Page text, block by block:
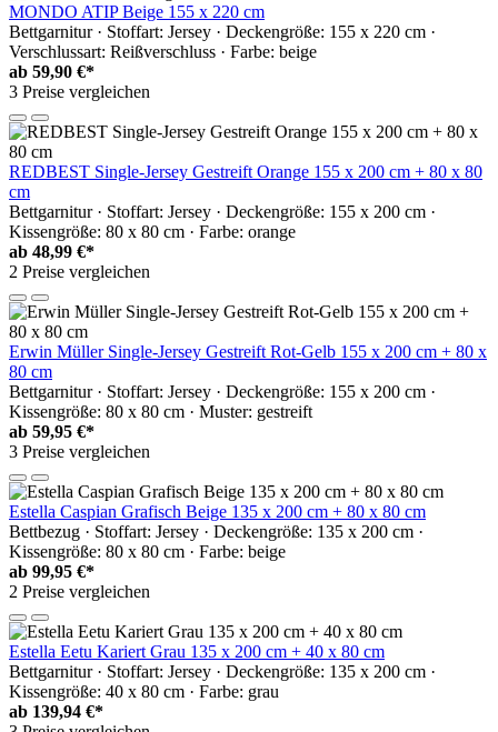
MONDO ATIP Beige 155 x 220 cm
Bettgarnitur · Stoffart: Jersey · Deckengröße: 155 x 220 cm ·
Verschlussart: Reißverschluss · Farbe: beige
ab 59,90 €*
3 Preise vergleichen
REDBEST Single-Jersey Gestreift Orange 155 x 200 cm + 80 x 80
cm
Bettgarnitur · Stoffart: Jersey · Deckengröße: 155 x 200 cm ·
Kissengröße: 80 x 80 cm · Farbe: orange
ab 48,99 €*
2 Preise vergleichen
Erwin Müller Single-Jersey Gestreift Rot-Gelb 155 x 200 cm + 80 x
80 cm
Bettgarnitur · Stoffart: Jersey · Deckengröße: 155 x 200 cm ·
Kissengröße: 80 x 80 cm · Muster: gestreift
ab 59,95 €*
3 Preise vergleichen
Estella Caspian Grafisch Beige 135 x 200 cm + 80 x 80 cm
Bettbezug · Stoffart: Jersey · Deckengröße: 135 x 200 cm ·
Kissengröße: 80 x 80 cm · Farbe: beige
ab 99,95 €*
2 Preise vergleichen
Estella Eetu Kariert Grau 135 x 200 cm + 40 x 80 cm
Bettgarnitur · Stoffart: Jersey · Deckengröße: 135 x 200 cm ·
Kissengröße: 40 x 80 cm · Farbe: grau
ab 139,94 €*